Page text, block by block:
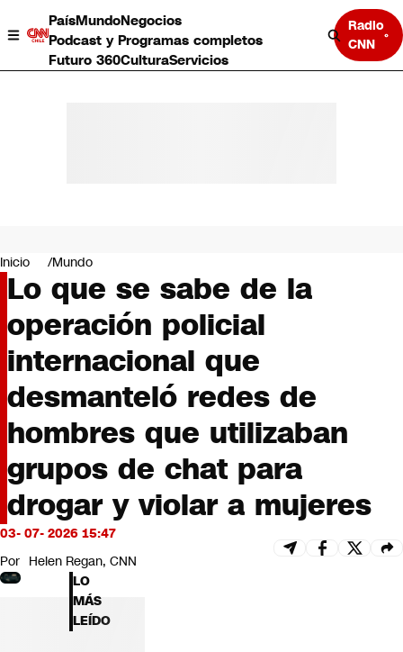
PaísMundoNegocios
Podcast y Programas completos
Futuro 360CulturaServicios
Radio
CNN
Negocios
Deportes
Programas completos
Cultura
Servicios
Bits
CNN tiempo
Futuro 360
Opinión
Inicio Mundo
Lo que se sabe de la
operación policial
internacional que
desmanteló redes de
hombres que utilizaban
grupos de chat para
drogar y violar a mujeres
03- 07- 2026 15:47
Por Helen Regan, CNN
LO
MÁS
LEÍDO